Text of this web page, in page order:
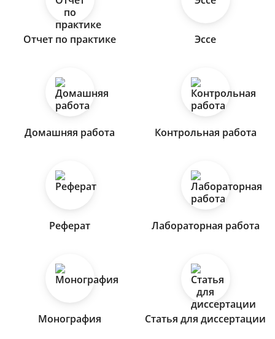
Отчет по практике Эссе
Домашняя работа Контрольная работа
Реферат Лабораторная работа
Монография Статья для диссертации